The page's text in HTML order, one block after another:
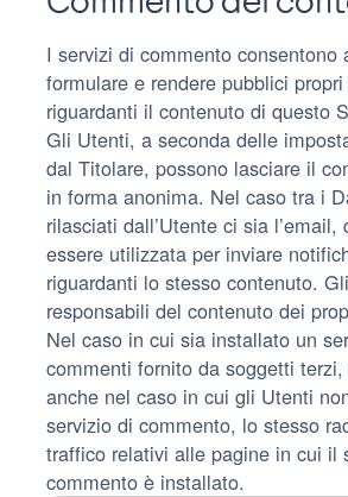
I servizi di commento consentono
formulare e rendere pubblici
riguardanti il contenuto di questo
Gli Utenti, a seconda delle
dal Titolare, possono lasciare il
in forma anonima. Nel caso tra i
rilasciati dall’Utente ci sia l’email,
essere utilizzata per inviare
riguardanti lo stesso contenuto.
responsabili del contenuto dei
Nel caso in cui sia installato un
commenti fornito da soggetti
anche nel caso in cui gli Utenti
servizio di commento, lo stesso
traffico relativi alle pagine in cui il
commento è installato.